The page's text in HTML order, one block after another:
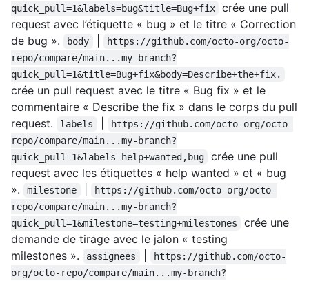
quick_pull=1&labels=bug&title=Bug+fix
crée une pull
request avec l’étiquette « bug » et le titre « Correction
de bug ».
body
https://github.com/octo-org/octo-
repo/compare/main...my-branch?
quick_pull=1&title=Bug+fix&body=Describe+the+fix.
crée un pull request avec le titre « Bug fix » et le
commentaire « Describe the fix » dans le corps du pull
request.
labels
https://github.com/octo-org/octo-
repo/compare/main...my-branch?
quick_pull=1&labels=help+wanted,bug
crée une pull
request avec les étiquettes « help wanted » et « bug
».
milestone
https://github.com/octo-org/octo-
repo/compare/main...my-branch?
quick_pull=1&milestone=testing+milestones
crée une
demande de tirage avec le jalon « testing
milestones ».
assignees
https://github.com/octo-
org/octo-repo/compare/main...my-branch?